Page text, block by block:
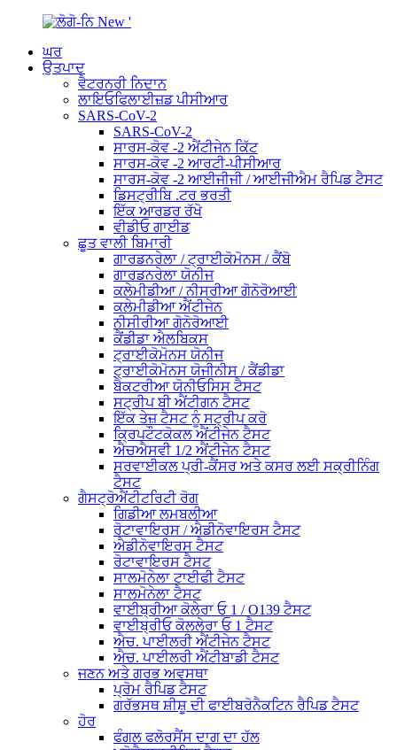
ਘਰ
ਉਤਪਾਦ
ਵੈਟਰਨਰੀ ਨਿਦਾਨ
ਲਾਇਓਫਿਲਾਈਜ਼ਡ ਪੀਸੀਆਰ
SARS-CoV-2
SARS-CoV-2
ਸਾਰਸ-ਕੋਵ -2 ਐਂਟੀਜੇਨ ਕਿੱਟ
ਸਾਰਸ-ਕੋਵ -2 ਆਰਟੀ-ਪੀਸੀਆਰ
ਸਾਰਸ-ਕੋਵ -2 ਆਈਜੀਜੀ / ਆਈਜੀਐਮ ਰੈਪਿਡ ਟੈਸਟ
ਡਿਸਟ੍ਰੀਬਿ .ਟਰ ਭਰਤੀ
ਇੱਕ ਆਰਡਰ ਰੱਖੋ
ਵੀਡੀਓ ਗਾਈਡ
ਛੂਤ ਵਾਲੀ ਬਿਮਾਰੀ
ਗਾਰਡਨਰੇਲਾ / ਟ੍ਰਾਈਕੋਮੋਨਸ / ਕੈਂਬੋ
ਗਾਰਡਨਰੇਲਾ ਯੋਨੀਜ
ਕਲੇਮੀਡੀਆ / ਨੀਸਰੀਆ ਗੋਨੋਰੋਆਈ
ਕਲੇਮੀਡੀਆ ਐਂਟੀਜੇਨ
ਨੀਸੀਰੀਆ ਗੋਨੋਰੋਆਈ
ਕੈਂਡੀਡਾ ਐਲਬਿਕਸ
ਟ੍ਰਾਈਕੋਮੋਨਸ ਯੋਨੀਜ
ਟ੍ਰਾਈਕੋਮੋਨਸ ਯੋਜੀਨੀਸ / ਕੈਂਡੀਡਾ
ਬੈਕਟਰੀਆ ਯੋਨੀਓਸਿਸ ਟੈਸਟ
ਸਟ੍ਰੀਪ ਬੀ ਐਂਟੀਗਨ ਟੈਸਟ
ਇੱਕ ਤੇਜ਼ ਟੈਸਟ ਨੂੰ ਸਟ੍ਰੀਪ ਕਰੋ
ਕ੍ਰਿਪਟੌਟਕੋਕਲ ਐਂਟੀਜੇਨ ਟੈਸਟ
ਐਚਐਸਵੀ 1/2 ਐਂਟੀਜੇਨ ਟੈਸਟ
ਸਰਵਾਈਕਲ ਪ੍ਰੀ-ਕੈਂਸਰ ਅਤੇ ਕਸਰ ਲਈ ਸਕ੍ਰੀਨਿੰਗ
ਟੈਸਟ
ਗੈਸਟ੍ਰੋਐਂਟੀਟਰਿਟੀ ਰੋਗ
ਗਿਡੀਆ ਲਮਬਲੀਆ
ਰੋਟਾਵਾਇਰਸ / ਐਡੀਨੋਵਾਇਰਸ ਟੈਸਟ
ਐਡੀਨੋਵਾਇਰਸ ਟੈਸਟ
ਰੋਟਾਵਾਇਰਸ ਟੈਸਟ
ਸਾਲਮੋਨੇਲਾ ਟਾਈਫੀ ਟੈਸਟ
ਸਾਲਮੋਨੇਲਾ ਟੈਸਟ
ਵਾਈਬ੍ਰੀਆ ਕੋਲੇਰਾ ਓ 1 / O139 ਟੈਸਟ
ਵਾਈਬ੍ਰੀਓ ਕੋਲਲੇਰਾ ਓ 1 ਟੈਸਟ
ਐਚ. ਪਾਈਲਰੀ ਐਂਟੀਜੇਨ ਟੈਸਟ
ਐਚ. ਪਾਈਲਰੀ ਐਂਟੀਬਾਡੀ ਟੈਸਟ
ਜਣਨ ਅਤੇ ਗਰਭ ਅਵਸਥਾ
ਪ੍ਰੋਮ ਰੈਪਿਡ ਟੈਸਟ
ਗਰੱਭਸਥ ਸ਼ੀਸ਼ੂ ਦੀ ਫਾਈਬਰੋਨੈਕਟਿਨ ਰੈਪਿਡ ਟੈਸਟ
ਹੋਰ
ਫੰਗਲ ਫਲੋਰਸੈਂਸ ਦਾਗ ਦਾ ਹੱਲ